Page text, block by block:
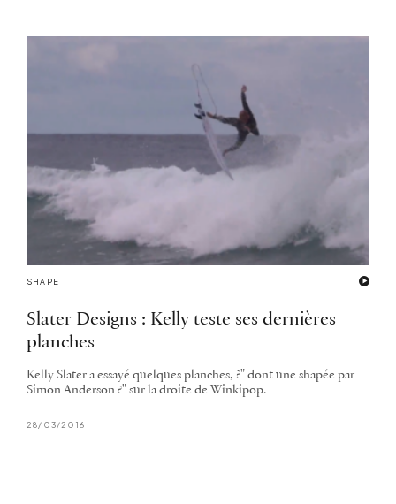
SHAPE
Slater Designs : Kelly teste ses dernières
planches
Kelly Slater a essayé quelques planches, ?" dont une shapée par
Simon Anderson ?" sur la droite de Winkipop.
28/03/2016